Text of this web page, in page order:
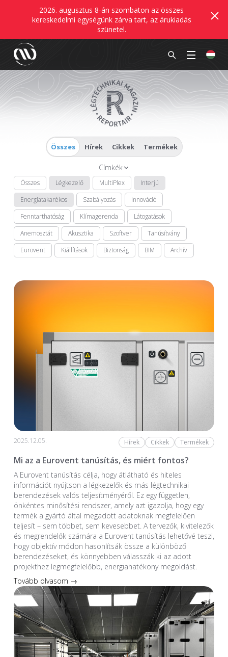
2026. augusztus 8-án szombaton az összes
kereskedelmi egységünk zárva tart, az árukiadás
szünetel.
Összes Hírek Cikkek Termékek
Címkék
Összes Légkezelő MultiPlex
Interjú
Energiatakarékos
Szabályozás
Innováció
Fenntarthatóság
Klímagerenda
Látogatások
Anemosztát
Akusztika Szoftver
Tanúsítvány
Eurovent
Kiállítások Biztonság BIM Archív
2025.12.05. Hírek Cikkek Termékek
Mi az a Eurovent tanúsítás, és miért fontos?
A Eurovent tanúsítás célja, hogy átlátható és hiteles
információt nyújtson a légkezelők és más légtechnikai
berendezések valós teljesítményéről. Ez egy független,
önkéntes minősítési rendszer, amely azt igazolja, hogy egy
termék a gyártó által megadott adatoknak megfelelően
teljesít – sem többet, sem kevesebbet. A tervezők, kivitelezők
és megrendelők számára a Eurovent tanúsítás lehetővé teszi,
hogy objektív módon hasonlítsák össze a különböző
berendezéseket, és könnyebben válasszák ki az adott
projekthez legmegfelelőbb, energiahatékony megoldást.
Tovább olvasom →